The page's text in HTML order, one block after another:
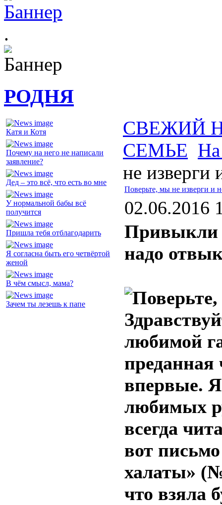
.
РОДНЯ
Катя и Котя
Почему на него не написали
заявление?
Дед – это всё, что есть во мне
У нормальной бабы всё
получится
Пришла тебя отблагодарить
Я согласна быть его четвёртой
женой
В чём смысл, мама?
Зачем ты лезешь к папе
СВЕЖИЙ
СЕМЬЕ На
не изверги
Поверьте, мы не изверги и
02.06.2016
Привыкли
надо
любимой
впервые.
любимых
всегда
вот
халаты»
что взяла